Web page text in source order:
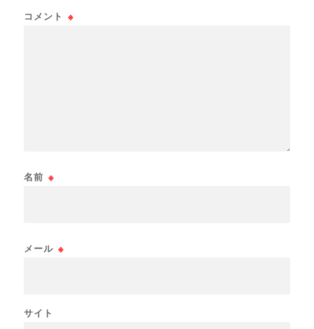
コメント ※
名前 ※
メール ※
サイト